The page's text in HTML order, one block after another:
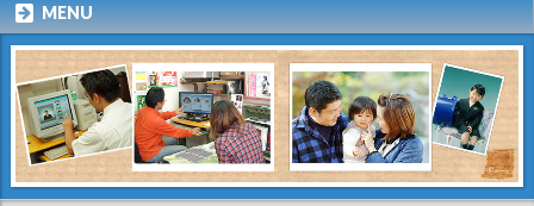
MENU